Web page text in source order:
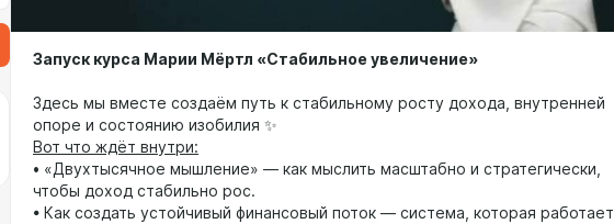
Запуск курса Марии Мёртл «Стабильное увеличение»
Здесь мы вместе создаём путь к стабильному росту дохода, внутренней
опоре и состоянию изобилия ✨
Вот что ждёт внутри:
• «Двухтысячное мышление» — как мыслить масштабно и стратегически,
чтобы доход стабильно рос.
• Как создать устойчивый финансовый поток — система, которая работает